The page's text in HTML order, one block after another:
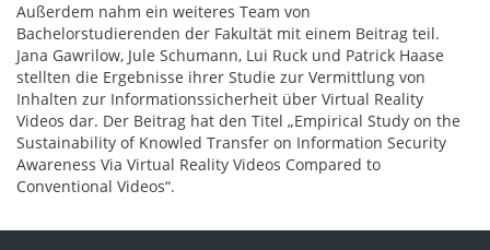
Außerdem nahm ein weiteres Team von
Bachelorstudierenden der Fakultät mit einem Beitrag teil.
Jana Gawrilow, Jule Schumann, Lui Ruck und Patrick Haase
stellten die Ergebnisse ihrer Studie zur Vermittlung von
Inhalten zur Informationssicherheit über Virtual Reality
Videos dar. Der Beitrag hat den Titel „Empirical Study on the
Sustainability of Knowled Transfer on Information Security
Awareness Via Virtual Reality Videos Compared to
Conventional Videos“.